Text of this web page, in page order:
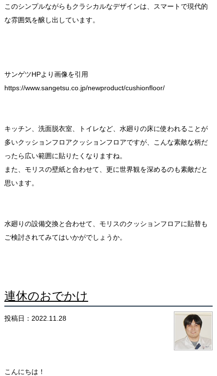
このシンプルながらもクラシカルなデザインは、スマートで現代的
な雰囲気を醸し出しています。
サンゲツHPより画像を引用
https://www.sangetsu.co.jp/newproduct/cushionfloor/
キッチン、洗面脱衣室、トイレなど、水廻りの床に使われることが
多いクッションフロアクッションフロアですが、こんな素敵な柄だ
ったら広い範囲に貼りたくなりますね。
また、モリスの壁紙と合わせて、更に世界観を深めるのも素敵だと
思います。
水廻りの設備交換と合わせて、モリスのクッションフロアに貼替も
ご検討されてみてはいかがでしょうか。
連休のおでかけ
投稿日：2022.11.28
こんにちは ！